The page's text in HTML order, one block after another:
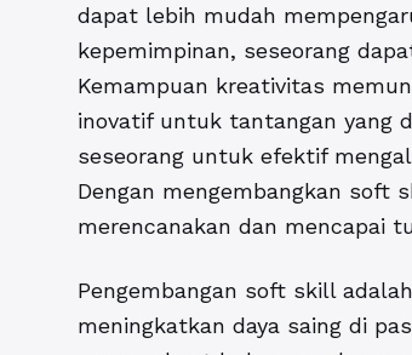
dapat lebih mudah
kepemimpinan, seseorang
Kemampuan kreativitas
inovatif untuk tantangan yang
seseorang untuk efektif
Dengan mengembangkan soft
merencanakan dan mencapai
Pengembangan soft skill
meningkatkan daya saing di